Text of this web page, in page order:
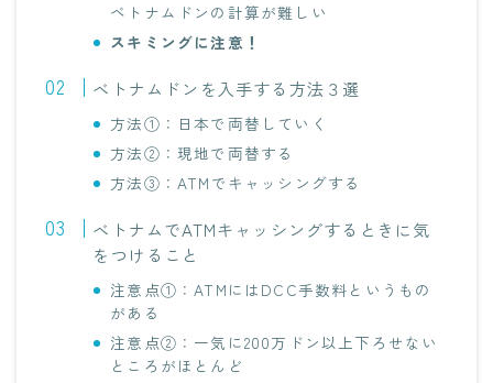
ベトナムドンの計算が難しい
スキミングに注意！
ベトナムドンを入手する方法３選
方法①：日本で両替していく
方法②：現地で両替する
方法③：ATMでキャッシングする
ベトナムでATMキャッシングするときに気
をつけること
注意点①：ATMにはDCC手数料というもの
がある
注意点②：一気に200万ドン以上下ろせない
ところがほとんど